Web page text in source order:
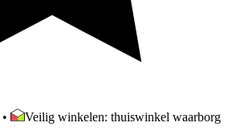
•
Veilig winkelen: thuiswinkel waarborg